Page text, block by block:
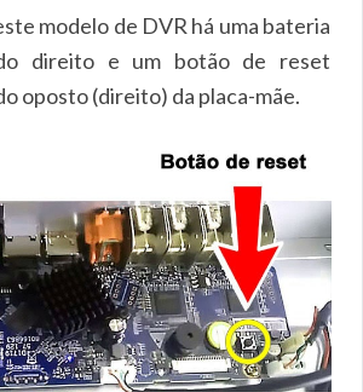
modelo de DVR há uma bateria
direito e um botão de reset
oposto (direito) da placa-mãe.